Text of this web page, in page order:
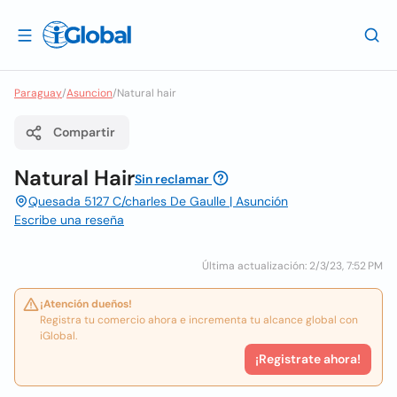
Paraguay/Asuncion/Natural hair
Compartir
Natural HairSin reclamar
Quesada 5127 C/charles De Gaulle | Asunción
Escribe una reseña
Última actualización: 2/3/23, 7:52 PM
¡Atención dueños!
Registra tu comercio ahora e incrementa tu alcance global con
iGlobal.
¡Registrate ahora!